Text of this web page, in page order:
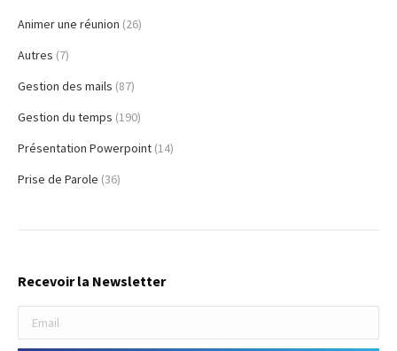
Animer une réunion (26)
Autres (7)
Gestion des mails (87)
Gestion du temps (190)
Présentation Powerpoint (14)
Prise de Parole (36)
Recevoir la Newsletter